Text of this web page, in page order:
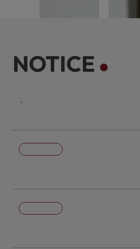
NOTICE
케이리츠투자운용의 주요 투자정보를 확인할 수 있습니다.